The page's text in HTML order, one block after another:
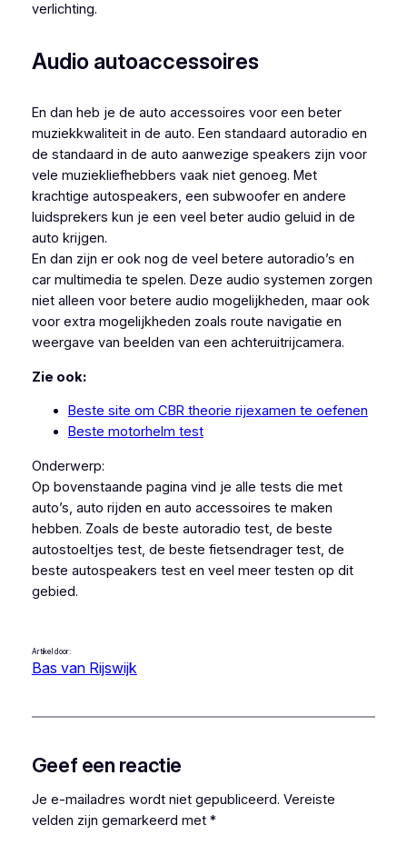
verlichting.
Audio autoaccessoires
En dan heb je de auto accessoires voor een beter
muziekkwaliteit in de auto. Een standaard autoradio en
de standaard in de auto aanwezige speakers zijn voor
vele muziekliefhebbers vaak niet genoeg. Met
krachtige autospeakers, een subwoofer en andere
luidsprekers kun je een veel beter audio geluid in de
auto krijgen.
En dan zijn er ook nog de veel betere autoradio’s en
car multimedia te spelen. Deze audio systemen zorgen
niet alleen voor betere audio mogelijkheden, maar ook
voor extra mogelijkheden zoals route navigatie en
weergave van beelden van een achteruitrijcamera.
Zie ook:
Beste site om CBR theorie rijexamen te oefenen
Beste motorhelm test
Onderwerp:
Op bovenstaande pagina vind je alle tests die met
auto’s, auto rijden en auto accessoires te maken
hebben. Zoals de beste autoradio test, de beste
autostoeltjes test, de beste fietsendrager test, de
beste autospeakers test en veel meer testen op dit
gebied.
Artikel door:
Bas van Rijswijk
Geef een reactie
Je e-mailadres wordt niet gepubliceerd. Vereiste
velden zijn gemarkeerd met *